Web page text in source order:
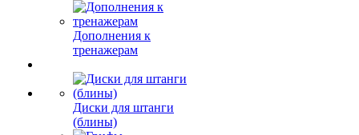
Дополнения к
тренажерам
Диски для штанги
(блины)